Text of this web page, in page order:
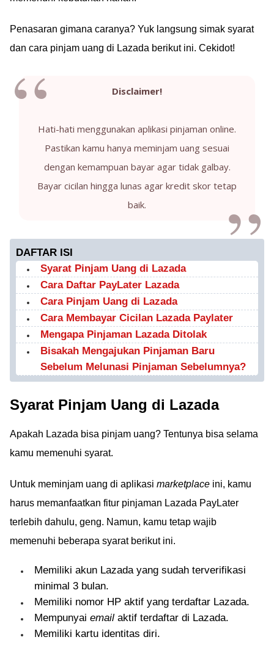
Penasaran gimana caranya? Yuk langsung simak syarat
dan cara pinjam uang di Lazada berikut ini. Cekidot!
Disclaimer!
Hati-hati menggunakan aplikasi pinjaman online.
Pastikan kamu hanya meminjam uang sesuai
dengan kemampuan bayar agar tidak galbay.
Bayar cicilan hingga lunas agar kredit skor tetap
baik.
DAFTAR ISI
Syarat Pinjam Uang di Lazada
Cara Daftar PayLater Lazada
Cara Pinjam Uang di Lazada
Cara Membayar Cicilan Lazada Paylater
Mengapa Pinjaman Lazada Ditolak
Bisakah Mengajukan Pinjaman Baru
Sebelum Melunasi Pinjaman Sebelumnya?
Syarat Pinjam Uang di Lazada
Apakah Lazada bisa pinjam uang? Tentunya bisa selama
kamu memenuhi syarat.
Untuk meminjam uang di aplikasi marketplace ini, kamu
harus memanfaatkan fitur pinjaman Lazada PayLater
terlebih dahulu, geng. Namun, kamu tetap wajib
memenuhi beberapa syarat berikut ini.
Memiliki akun Lazada yang sudah terverifikasi
minimal 3 bulan.
Memiliki nomor HP aktif yang terdaftar Lazada.
Mempunyai email aktif terdaftar di Lazada.
Memiliki kartu identitas diri.